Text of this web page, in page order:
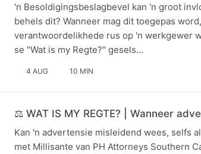
'n Besoldigingsbeslagbevel kan 'n groot
behels dit? Wanneer mag dit toegepas
verantwoordelikhede rus op 'n werkgewer
se "Wat is my Regte?" gesels…
4 AUG 10 MIN
⚖️ WAT IS MY REGTE? | Wanneer
Kan 'n advertensie misleidend wees, selfs
met Millisante van PH Attorneys Southern